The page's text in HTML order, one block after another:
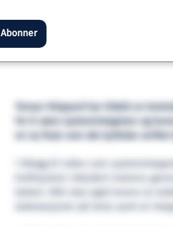
Abonner
Tersan Shipyard har tildelt en
for å være systemintegrator og
en ny ferje som det tyrkiske
I tillegg til rollen som
kraftsystem inkludert motorer,
batteri. NES skal også levere en
ladestasjoner på land, samt et